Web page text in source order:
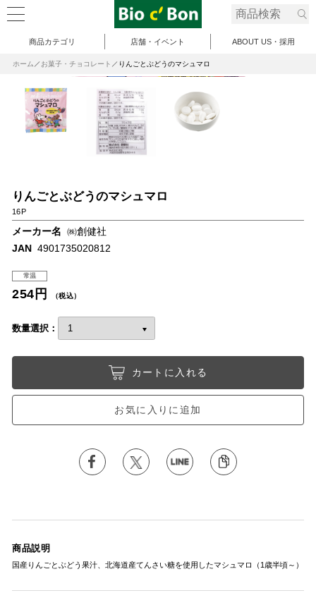
商品カテゴリ 店舗・イベント ABOUT US・採用
ホーム お菓子・チョコレート りんごとぶどうのマシュマロ
りんごとぶどうのマシュマロ
16P
メーカー名 ㈱創健社
JAN 4901735020812
常温
254円 （税込）
数量選択：
カートに入れる
お気に入りに追加
商品説明
国産りんごとぶどう果汁、北海道産てんさい糖を使用したマシュマロ（1歳半頃～）